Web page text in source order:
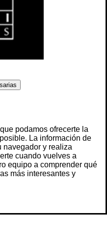
podamos ofrecerte la
La información de
navegador y realiza
cuando vuelves a
equipo a comprender qué
más interesantes y